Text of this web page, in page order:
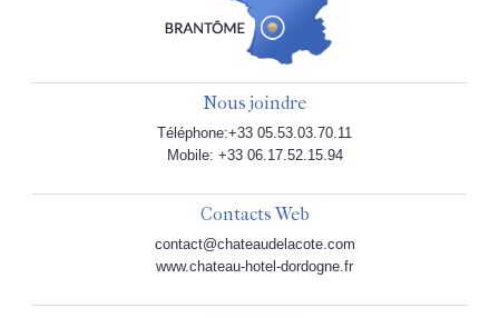
Nous joindre
Téléphone:+33 05.53.03.70.11
Mobile: +33 06.17.52.15.94
Contacts Web
contact@chateaudelacote.com
www.chateau-hotel-dordogne.fr